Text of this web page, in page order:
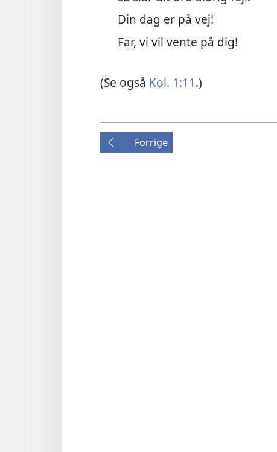
Din dag er på vej!
Far, vi vil vente på dig!
(Se også Kol. 1:11.)
Forrige